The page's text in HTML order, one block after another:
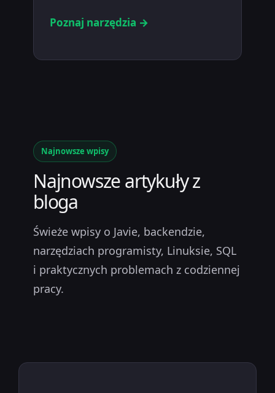
Poznaj narzędzia →
Najnowsze wpisy
Najnowsze artykuły z
bloga
Świeże wpisy o Javie, backendzie,
narzędziach programisty, Linuksie, SQL
i praktycznych problemach z codziennej
pracy.